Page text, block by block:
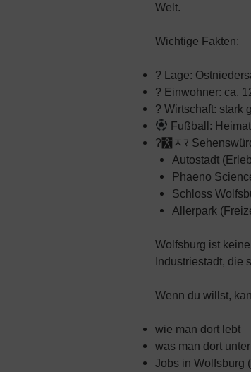
Welt.
Wichtige Fakten:
? Lage:
? Einwohner: ca.
? Wirtschaft: stark
Fußball:
?￯ﾸﾏ
Autostadt
Phaeno
Schloss
Allerpark
Wolfsburg ist
Industriestadt, die
Wenn du willst,
wie man dort lebt
was man dort
Jobs in Wolfsburg